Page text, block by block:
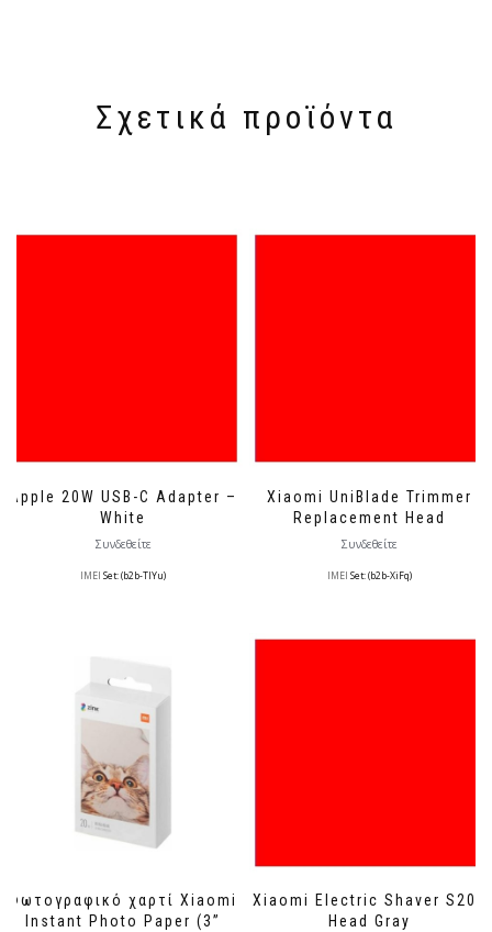
Σχετικά προϊόντα
Apple 20W USB-C Adapter –
White
Συνδεθείτε
IMEI Set: (b2b-TlYu)
Xiaomi UniBlade Trimmer
Replacement Head
Συνδεθείτε
IMEI Set: (b2b-XiFq)
Φωτογραφικό χαρτί Xiaomi
Instant Photo Paper (3”
Xiaomi Electric Shaver S200
Head Gray